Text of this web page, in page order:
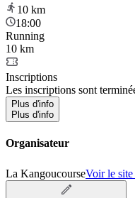
10 km
18:00
Running
10 km
Inscriptions
Les inscriptions sont
Plus d'info
Plus d'info
Organisateur
La KangoucourseVoir le